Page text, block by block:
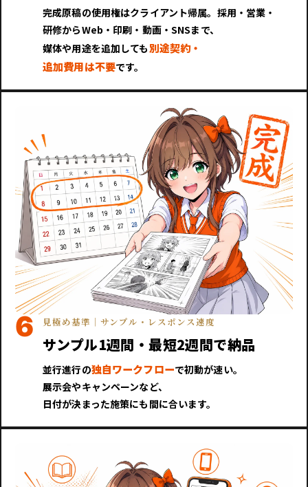
完成原稿の使用権はクライアント帰属。採用・営業・
研修からWeb・印刷・動画・SNSまで、
媒体や用途を追加しても 別途契約・
追加費用は不要です。
6 見極め基準｜サンプル・レスポンス速度
サンプル1週間・最短2週間で納品
並行進行の独自ワークフローで初動が速い。
展示会やキャンペーンなど、
日付が決まった施策にも間に合います。